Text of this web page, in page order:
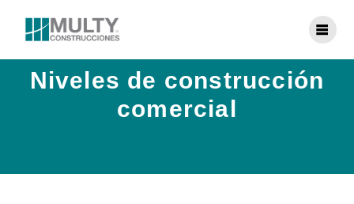
Niveles de construcción
comercial